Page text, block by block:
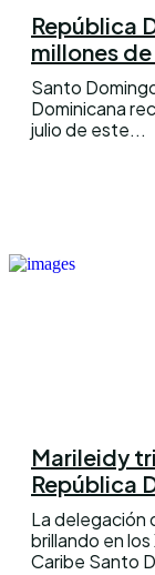
República
millones
Santo
Dominicana
julio de este...
Marileidy
República
La delegación
brillando en
Caribe Santo